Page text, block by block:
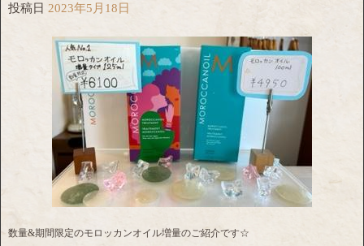
投稿日 2023年5月18日
数量&期間限定のモロッカンオイル増量のご紹介です☆